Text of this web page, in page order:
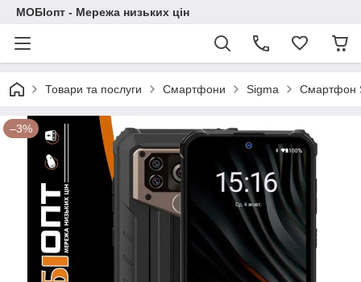
МОБІопт - Мережа низьких цін
Товари та послуги Смартфони Sigma Смартфон
–3%